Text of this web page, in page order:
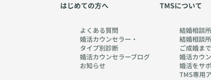
はじめての方へ
よくある質問
婚活カウンセラー・
タイプ別診断
婚活カウンセラーブログ
お知らせ
TMSについて
結婚相談
結婚相談
ご成婚ま
婚活カウ
婚活をサ
TMS専用